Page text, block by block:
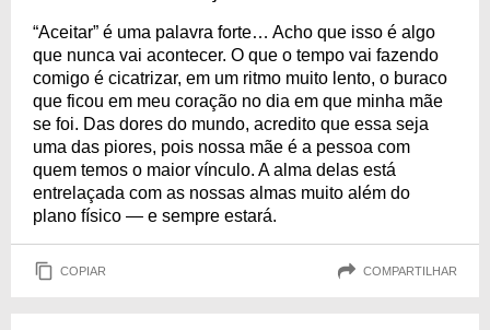
“Aceitar” é uma palavra forte… Acho que isso é algo
que nunca vai acontecer. O que o tempo vai fazendo
comigo é cicatrizar, em um ritmo muito lento, o buraco
que ficou em meu coração no dia em que minha mãe
se foi. Das dores do mundo, acredito que essa seja
uma das piores, pois nossa mãe é a pessoa com
quem temos o maior vínculo. A alma delas está
entrelaçada com as nossas almas muito além do
plano físico — e sempre estará.
COPIAR COMPARTILHAR